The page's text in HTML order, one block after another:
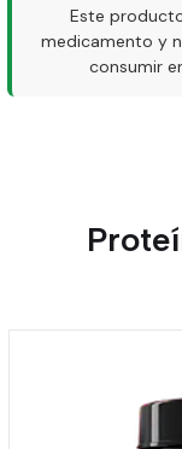
Este
medicamento y
consumir